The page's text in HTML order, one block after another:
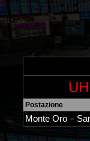
Postazione
Monte Oro –